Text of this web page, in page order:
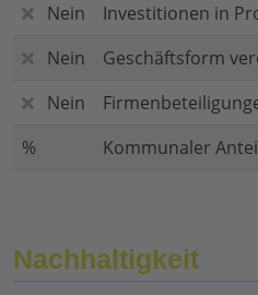
Nein
Investitionen in
Nein
Geschäftsform
Nein
%
Kommunaler
Nachhaltigkeit